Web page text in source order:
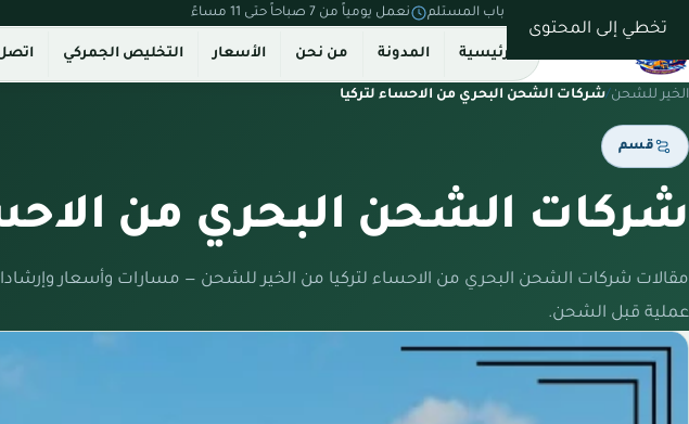
تخطي إلى المحتوى
نستلم من بيتك ونسلّم على باب المستلم نعمل يومياً من 7 صباحاً حتى 11 مساءً
الرئيسية المدونة من نحن الأسعار التخليص الجمركي اتصل
الخير للشحن/شركات الشحن البحري من الاحساء لتركيا
قسم
شركات الشحن البحري من
مقالات شركات الشحن البحري من الاحساء لتركيا من الخير للشحن — مسارات وأسعار
عملية قبل الشحن.